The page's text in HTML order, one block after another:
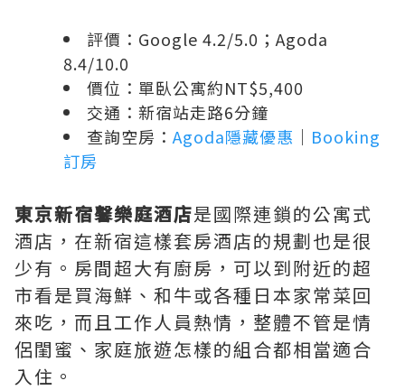
評價：Google 4.2/5.0；Agoda
8.4/10.0
價位：單臥公寓約NT$5,400
交通：新宿站走路6分鐘
查詢空房： Agoda隱藏優惠 ｜ Booking
訂房
東京新宿馨樂庭酒店是國際連鎖的公寓式
酒店，在新宿這樣套房酒店的規劃也是很
少有。房間超大有廚房，可以到附近的超
市看是買海鮮、和牛或各種日本家常菜回
來吃，而且工作人員熱情，整體不管是情
侶閨蜜、家庭旅遊怎樣的組合都相當適合
入住。